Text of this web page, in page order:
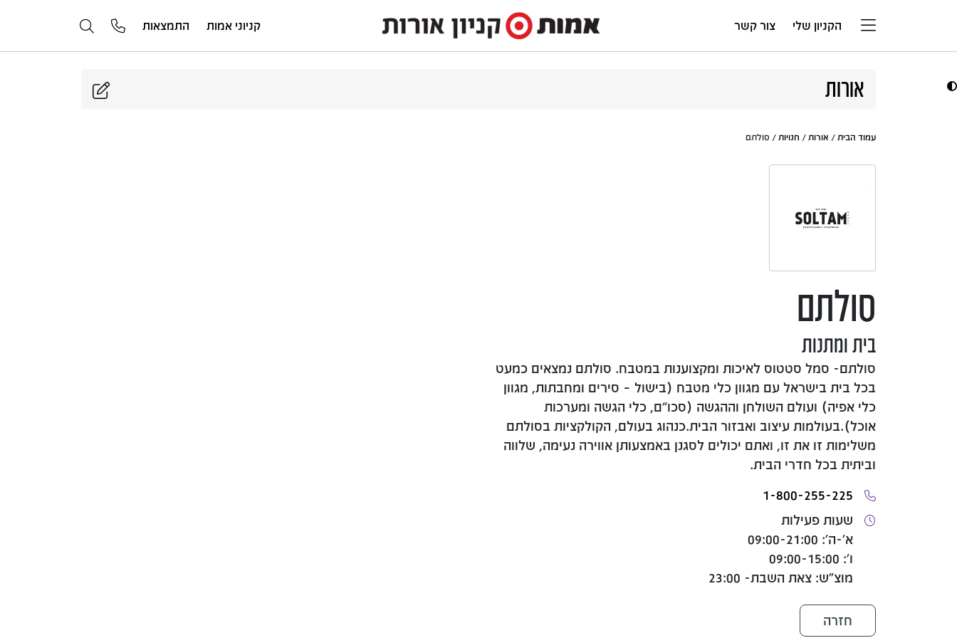
הקניון שלי צור קשר קניוני אמות התמצאות
אורות
עמוד הבית / אורות / חנויות / סולתם
סולתם
בית ומתנות
סולתם- סמל סטטוס לאיכות ומקצוענות במטבח. סולתם נמצאים כמעט
בכל בית בישראל עם מגוון כלי מטבח (בישול – סירים ומחבתות, מגוון
כלי אפיה) ועולם השולחן וההגשה (סכו”ם, כלי הגשה ומערכות
אוכל).בעולמות עיצוב ואבזור הבית.כנהוג בעולם, הקולקציות בסולתם
משלימות זו את זו, ואתם יכולים לסגנן באמצעותן אווירה נעימה, שלווה
וביתית בכל חדרי הבית.
1-800-255-225
שעות פעילות
א'-ה': 09:00-21:00
ו': 09:00-15:00
מוצ"ש: צאת השבת- 23:00
חזרה